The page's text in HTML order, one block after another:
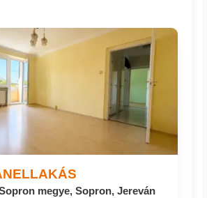
megye, Sopron, Jereván